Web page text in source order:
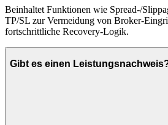
Beinhaltet Funktionen wie Spread-/
TP/SL zur Vermeidung von Broker-
fortschrittliche Recovery-Logik.
Gibt es einen